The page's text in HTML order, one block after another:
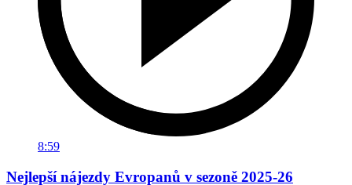
8:59
Nejlepší nájezdy Evropanů v sezoně 2025-26